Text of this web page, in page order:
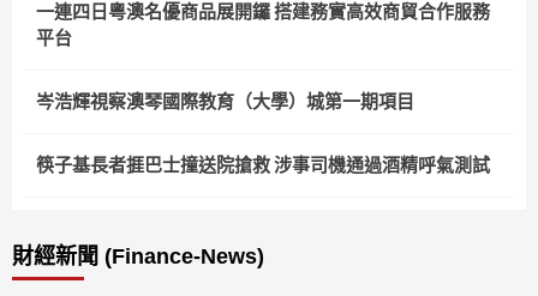
一連四日粵澳名優商品展開鑼 搭建務實高效商貿合作服務
平台
岑浩輝視察澳琴國際教育（大學）城第一期項目
筷子基長者捱巴士撞送院搶救 涉事司機通過酒精呼氣測試
財經新聞 (Finance-News)